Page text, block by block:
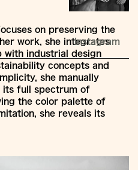
Instagram
on preserving the
work, she integrates
with industrial design
concepts and
she manually
its full spectrum of
the color palette of
she reveals its